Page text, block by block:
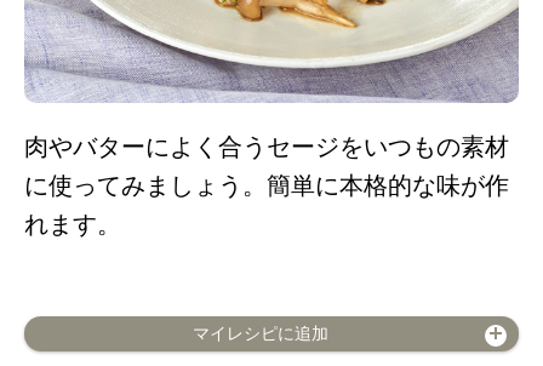
肉やバターによく合うセージをいつもの素材
に使ってみましょう。簡単に本格的な味が作
れます。
マイレシピに追加